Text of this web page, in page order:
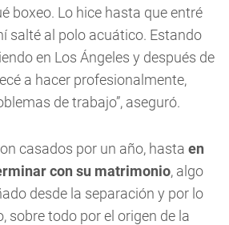
boxeo. Lo hice hasta que entré
salté al polo acuático. Estando
en Los Ángeles y después de
a hacer profesionalmente,
de trabajo”, aseguró.
casados por un año, hasta en
con su matrimonio, algo
desde la separación y por lo
sobre todo por el origen de la